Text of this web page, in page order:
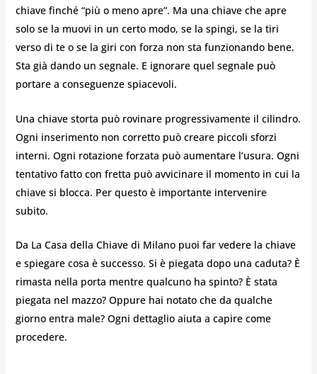
chiave finché “più o meno apre”. Ma una chiave che apre
solo se la muovi in un certo modo, se la spingi, se la tiri
verso di te o se la giri con forza non sta funzionando bene.
Sta già dando un segnale. E ignorare quel segnale può
portare a conseguenze spiacevoli.
Una chiave storta può rovinare progressivamente il cilindro.
Ogni inserimento non corretto può creare piccoli sforzi
interni. Ogni rotazione forzata può aumentare l’usura. Ogni
tentativo fatto con fretta può avvicinare il momento in cui la
chiave si blocca. Per questo è importante intervenire
subito.
Da La Casa della Chiave di Milano puoi far vedere la chiave
e spiegare cosa è successo. Si è piegata dopo una caduta? È
rimasta nella porta mentre qualcuno ha spinto? È stata
piegata nel mazzo? Oppure hai notato che da qualche
giorno entra male? Ogni dettaglio aiuta a capire come
procedere.